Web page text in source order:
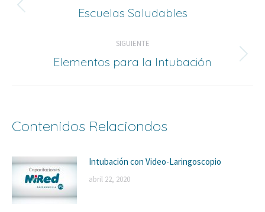
de
Entrada
Escuelas Saludables
SIGUIENTE
Siguiente
Elementos para la Intubación
Contenidos Relaciondos
Intubación con Video-Laringoscopio
abril 22, 2020